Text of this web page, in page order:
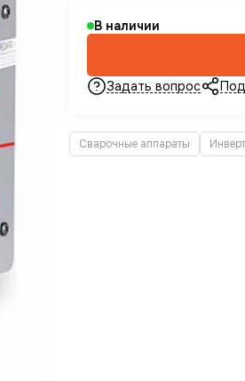
В наличии
Задать вопрос
Сварочные аппараты